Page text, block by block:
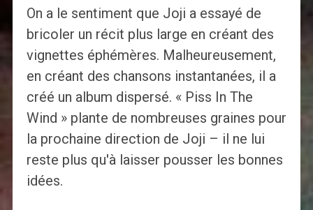
On a le sentiment que Joji a essayé de
bricoler un récit plus large en créant des
vignettes éphémères. Malheureusement,
en créant des chansons instantanées, il a
créé un album dispersé. « Piss In The
Wind » plante de nombreuses graines pour
la prochaine direction de Joji – il ne lui
reste plus qu'à laisser pousser les bonnes
idées.